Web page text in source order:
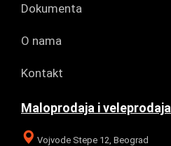
Dokumenta
O nama
Kontakt
Maloprodaja i veleprodaja
Vojvode Stepe 12, Beograd